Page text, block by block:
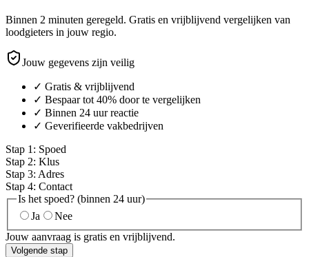
Binnen 2 minuten geregeld. Gratis en vrijblijvend vergelijken van
loodgieters in jouw regio.
Jouw gegevens zijn veilig
✓ Gratis & vrijblijvend
✓ Bespaar tot 40% door te vergelijken
✓ Binnen 24 uur reactie
✓ Geverifieerde vakbedrijven
Stap 1 : Spoed
Stap 2: Klus
Stap 3: Adres
Stap 4: Contact
Is het spoed? (binnen 24 uur)
Ja
Nee
Jouw aanvraag is gratis en vrijblijvend.
Volgende stap